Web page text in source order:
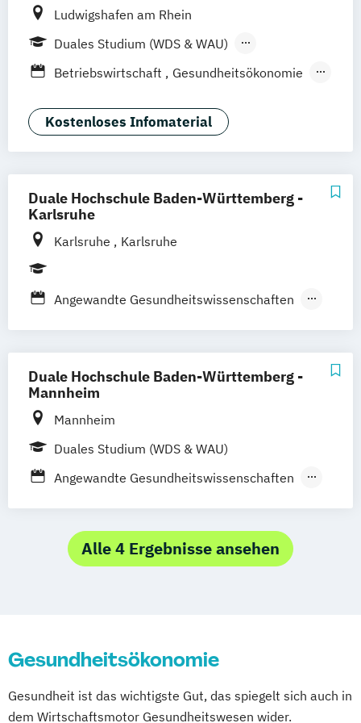
Mediendesign Personalmanagement
Public Relations & Kommunikation
Wirtschaftsingenieurwesen
Wirtschaftspsychologie
Ludwigshafen am Rhein
Duales Studium (WDS & WAU)
Berufsbegleitendes Präsenzstudium
Betriebswirtschaft
Gesundheitsökonomie
Hebammenwissenschaft
International Business Administration
Logistik Pflege
Gesundheitswesen - Health Care
Weinbau und Oenologie
Kostenloses Infomaterial
Duale Hochschule Baden-Württemberg -
Karlsruhe
Karlsruhe Karlsruhe
Angewandte Gesundheitswissenschaften
BWL - Handel
BWL - Versicherung Elektrotechnik
Informatik
Maschinenbau Mechatronik
RSW - Steuern und Prüfungswesen
Sicherheitswesen Unternehmertum
Duale Hochschule Baden-Württemberg -
Mannheim
Mannheim
Duales Studium (WDS & WAU)
Angewandte Gesundheitswissenschaften
BWL - Digital Commerce Management
BWL - Finanzdienstleistungen
BWL - Industrie
BWL - Marketing Management
Alle 4 Ergebnisse ansehen
Gesundheitsökonomie
Gesundheit ist das wichtigste Gut, das spiegelt sich auch in
dem Wirtschaftsmotor Gesundheitswesen wider.